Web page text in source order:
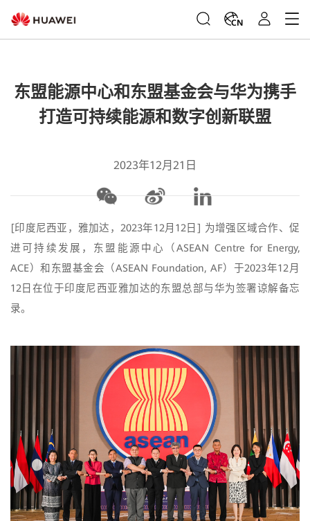
CN
东盟能源中心和东盟基金会与华为携手
打造可持续能源和数字创新联盟
2023年12月21日
[印度尼西亚，雅加达，2023年12月12日] 为增强区域合作、促
进可持续发展，东盟能源中心（ASEAN Centre for Energy,
ACE）和东盟基金会（ASEAN Foundation, AF）于2023年12月
12日在位于印度尼西亚雅加达的东盟总部与华为签署谅解备忘
录。